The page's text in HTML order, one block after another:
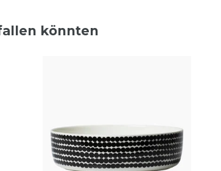
könnten